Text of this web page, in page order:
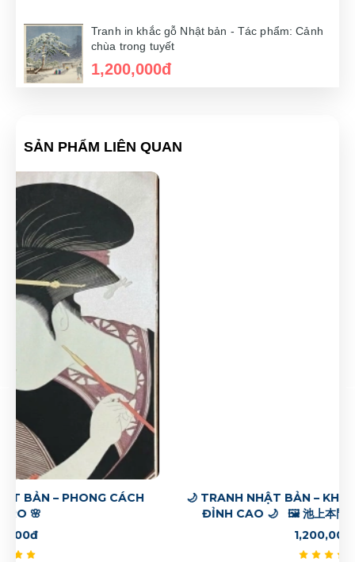
1,600,000đ
Tranh in khắc gỗ Nhật bản - Tác phẩm: Cảnh
1,200,000đ
Tranh in khắc gỗ Nhật bản - Tác phẩm: Cảnh
chùa trong tuyết
1,200,000đ
1,200,000đ
Tranh in khắc gỗ Nhật bản - Tác phẩm: Cảnh
chùa trong tuyết
1,200,000đ
Tranh in khắc gỗ Nhật bản - Tác phẩm: Cảnh
chùa trong tuyết
1,100,000đ
Tranh in khắc gỗ Nhật bản - Tác phẩm: Cảnh
chùa trong tuyết
1,600,000đ
Tranh in khắc gỗ Nhật bản - Tác phẩm: Cảnh
chùa trong tuyết
1,200,000đ
Tranh in khắc gỗ Nhật bản - Tác phẩm: Cảnh
SẢN PHẨM LIÊN QUAN
🌙 TRANH NHẬT BẢN – KHÔNG GIAN THIỀN TĨNH
ĐỈNH CAO 🌙 🖼️ 池上本門寺 – 川瀬巴水 (1931)